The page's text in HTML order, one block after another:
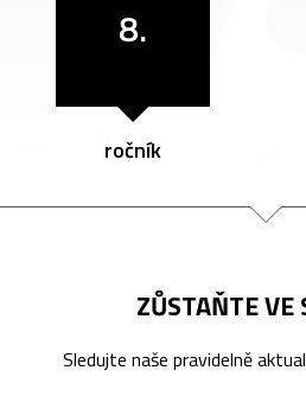
8.
ročník
ZŮSTAŇTE VE
Sledujte naše pravidelně